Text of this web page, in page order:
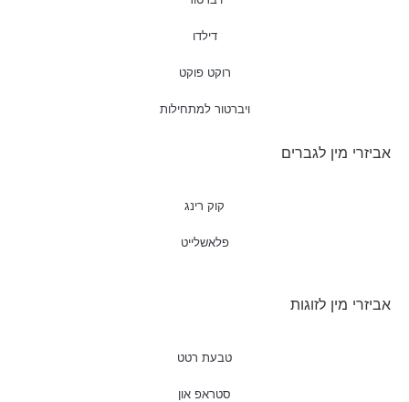
דילדו
רוקט פוקט
ויברטור למתחילות
אביזרי מין לגברים
קוק רינג
פלאשלייט
אביזרי מין לזוגות
טבעת רטט
סטראפ און